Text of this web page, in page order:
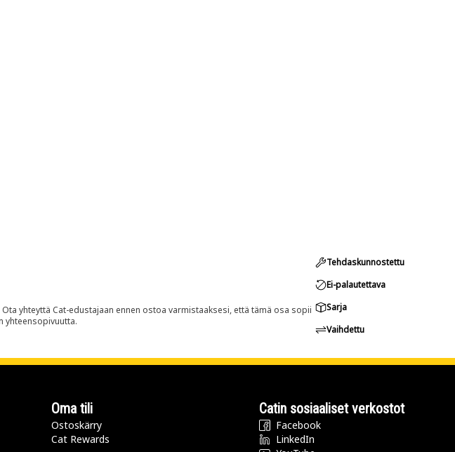
yhteyttä Cat-edustajaan ennen ostoa varmistaaksesi, että tämä osa sopii
yhteensopivuutta.
Tehdaskunnostettu
Ei-palautettava
Sarja
Vaihdettu
Oma tili
Ostoskärry
Cat Rewards
Catin sosiaaliset verkostot
Facebook
LinkedIn